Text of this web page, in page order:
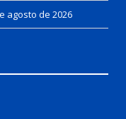
agosto de 2026